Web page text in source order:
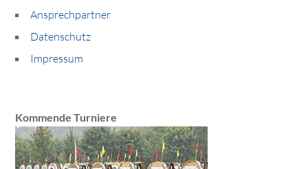
Ansprechpartner
Datenschutz
Impressum
Kommende Turniere